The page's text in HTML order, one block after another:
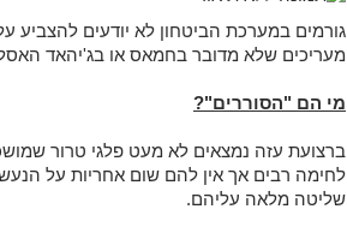
גורמים במערכת הביטחון לא יודעים להצביע
מעריכים שלא מדובר בחמאס או בג'יהאד
מי הם "הסוררים"?
ברצועת עזה נמצאים לא מעט פלגי טרור
לחימה רבים אך אין להם שום אחריות על
שליטה מלאה עליהם.